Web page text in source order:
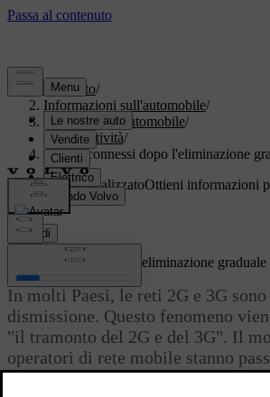
Supporto/
Informazioni sull'automobile/
Software dell'automobile/
Connettività/
Servizi connessi dopo l'eliminazione
Supporto personalizzatoOttieni informazioni
auto specifica.
Accedi
Servizi connessi dopo l'eliminazione
In molti Paesi, le reti 2G e 3G
dismissione. Questo fenomeno
"il tramonto del 2G e del 3G". Il
operatori di rete mobile stanno
tecnologie più avanzate.